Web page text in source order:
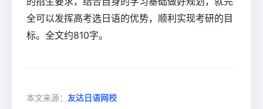
全可以发挥高考选日语的优势，顺利实现考研的目
标。全文约810字。
本文来源： 友达日语网校